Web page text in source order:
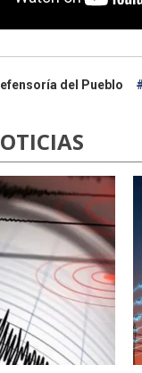
del Pueblo